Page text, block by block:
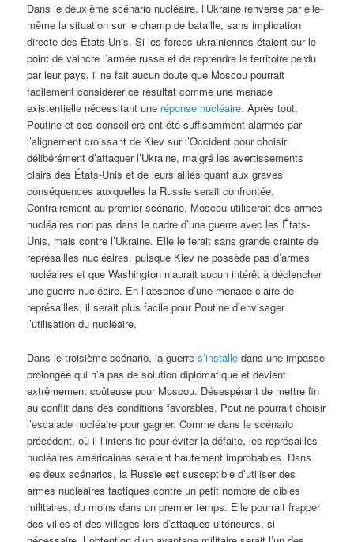
Dans le deuxième scénario nucléaire, l’Ukraine renverse par elle-
même la situation sur le champ de bataille, sans implication
directe des États-Unis. Si les forces ukrainiennes étaient sur le
point de vaincre l’armée russe et de reprendre le territoire perdu
par leur pays, il ne fait aucun doute que Moscou pourrait
facilement considérer ce résultat comme une menace
existentielle nécessitant une réponse nucléaire. Après tout,
Poutine et ses conseillers ont été suffisamment alarmés par
l’alignement croissant de Kiev sur l’Occident pour choisir
délibérément d’attaquer l’Ukraine, malgré les avertissements
clairs des États-Unis et de leurs alliés quant aux graves
conséquences auxquelles la Russie serait confrontée.
Contrairement au premier scénario, Moscou utiliserait des armes
nucléaires non pas dans le cadre d’une guerre avec les États-
Unis, mais contre l’Ukraine. Elle le ferait sans grande crainte de
représailles nucléaires, puisque Kiev ne possède pas d’armes
nucléaires et que Washington n’aurait aucun intérêt à déclencher
une guerre nucléaire. En l’absence d’une menace claire de
représailles, il serait plus facile pour Poutine d’envisager
l’utilisation du nucléaire.
Dans le troisième scénario, la guerres’installe dans une impasse
prolongée qui n’a pas de solution diplomatique et devient
extrêmement coûteuse pour Moscou. Désespérant de mettre fin
au conflit dans des conditions favorables, Poutine pourrait choisir
l’escalade nucléaire pour gagner. Comme dans le scénario
précédent, où il l’intensifie pour éviter la défaite, les représailles
nucléaires américaines seraient hautement improbables. Dans
les deux scénarios, la Russie est susceptible d’utiliser des
armes nucléaires tactiques contre un petit nombre de cibles
militaires, du moins dans un premier temps. Elle pourrait frapper
des villes et des villages lors d’attaques ultérieures, si